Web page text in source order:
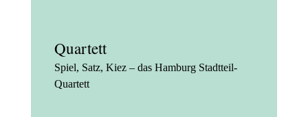
Quartett
Spiel, Satz, Kiez – das Hamburg Stadtteil-
Quartett